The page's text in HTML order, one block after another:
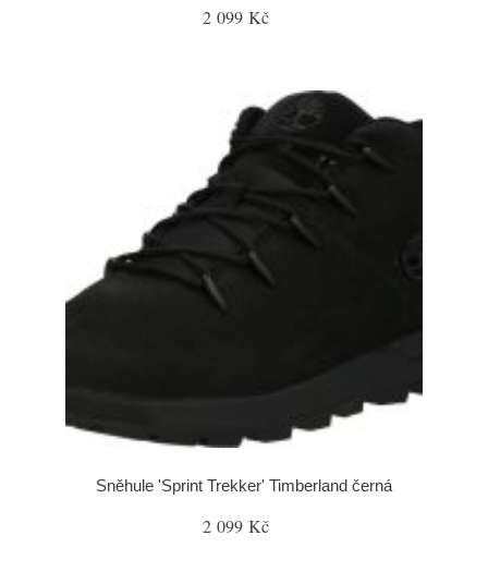
2 099 Kč
Sněhule 'Sprint Trekker' Timberland černá
2 099 Kč